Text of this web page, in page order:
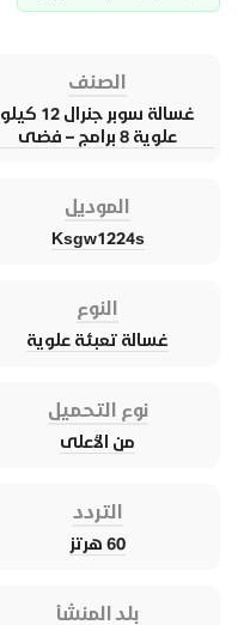
الصنف
غسالة سوبر جنرال 12 كيلو
علوية 8 برامج – فضى
الموديل
Ksgw1224s
النوع
غسالة تعبئة علوية
نوع التحميل
من الأعلى
التردد
60 هرتز
بلد المنشأ